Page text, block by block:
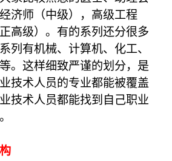
济师（中级），高级工程
高级）。有的系列还分很多
列有机械、计算机、化工、
。这样细致严谨的划分，是
技术人员的专业都能被覆盖
技术人员都能找到自己职业